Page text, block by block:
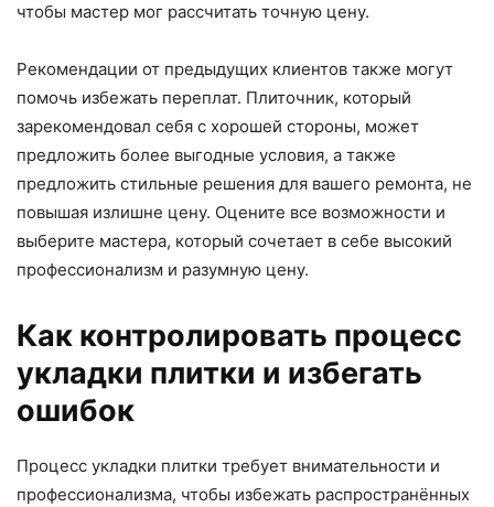
чтобы мастер мог рассчитать точную цену.
Рекомендации от предыдущих клиентов также могут
помочь избежать переплат. Плиточник, который
зарекомендовал себя с хорошей стороны, может
предложить более выгодные условия, а также
предложить стильные решения для вашего ремонта, не
повышая излишне цену. Оцените все возможности и
выберите мастера, который сочетает в себе высокий
профессионализм и разумную цену.
Как контролировать процесс
укладки плитки и избегать
ошибок
Процесс укладки плитки требует внимательности и
профессионализма, чтобы избежать распространённых